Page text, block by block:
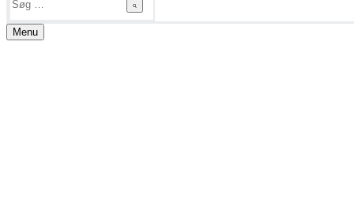
efter:
Menu